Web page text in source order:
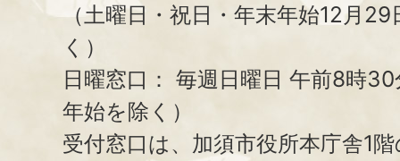
（土曜日・祝日・年末年始12月
く）
日曜窓口： 毎週日曜日 午前8時
年始を除く）
受付窓口は、加須市役所本庁舎1